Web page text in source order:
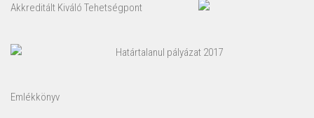
Akkreditált Kiváló Tehetségpont
Határtalanul pályázat 2017
Emlékkönyv